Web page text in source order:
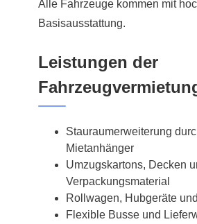
Alle Fahrzeuge kommen mit
Basisausstattung.
Leistungen der
Stauraumerweiterung
Mietanhänger
Umzugskartons, Decken
Verpackungsmaterial
Rollwagen, Hubgeräte
Flexible Busse und